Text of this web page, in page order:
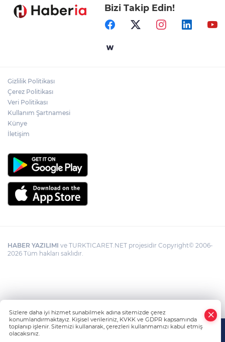
CHP'de kongre hazırlıkları hızlandı... 8 ile
daha yeni il başkanı atandı
Gebze'e 5 Başkan Şehit Yılmaz Argon
Bizi Takip Edin!
Gizlilik Politikası
Çerez Politikası
Veri Politikası
Kullanım Şartnamesi
Künye
İletişim
HABER YAZILIMI ve TURKTICARET.NET projesidir Copyright© 2006-
2026 Tüm hakları saklıdır.
Sizlere daha iyi hizmet sunabilmek adına sitemizde çerez
konumlandırmaktayız. Kişisel verileriniz, KVKK ve GDPR kapsamında
toplanıp işlenir. Sitemizi kullanarak, çerezleri kullanmamızı kabul etmiş
olacaksınız.